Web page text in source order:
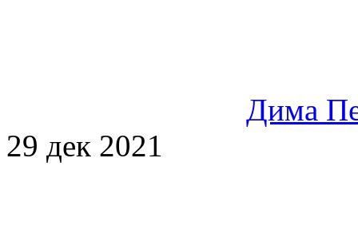
Дима
29 дек 2021